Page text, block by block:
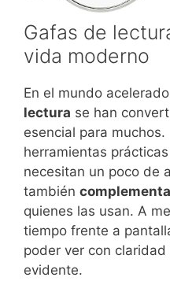
Gafas de
vida moderno
En el mundo
lectura se han
esencial para muchos.
herramientas
necesitan un poco de
también
quienes las usan. A
tiempo frente a
poder ver con
evidente.